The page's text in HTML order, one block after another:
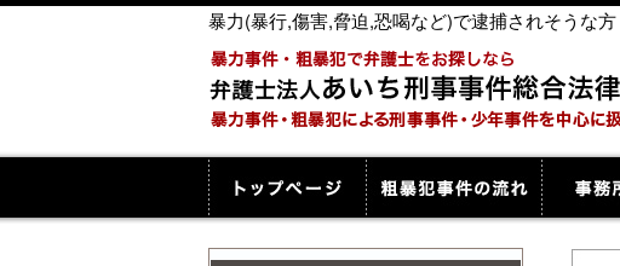
暴力(暴行,傷害,脅迫,恐喝など)で逮捕されそうな